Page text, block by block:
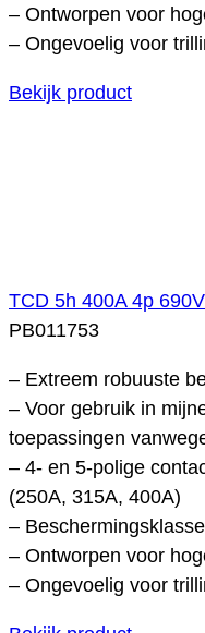
– Ontworpen voor
– Ongevoelig voor
Bekijk product
TCD 5h 400A 4p
PB011753
– Extreem robuuste
– Voor gebruik in
toepassingen
– 4- en 5-polige
(250A, 315A, 400A)
–
– Ontworpen voor
– Ongevoelig voor